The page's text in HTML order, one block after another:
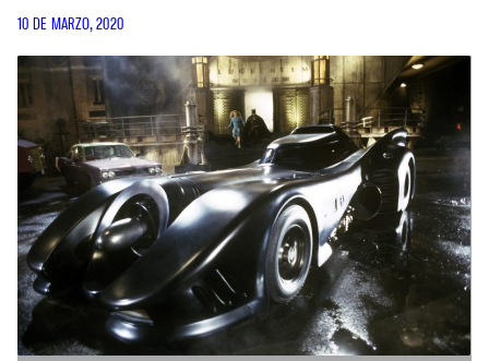
10 DE MARZO, 2020